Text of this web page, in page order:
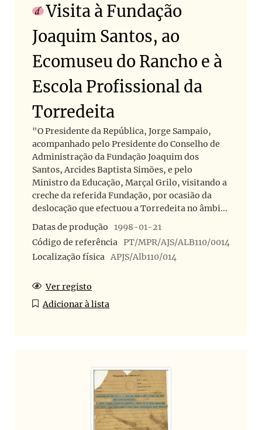
Visita à Fundação
Joaquim Santos, ao
Ecomuseu do Rancho e à
Escola Profissional da
Torredeita
"O Presidente da República, Jorge Sampaio,
acompanhado pelo Presidente do Conselho de
Administração da Fundação Joaquim dos
Santos, Arcides Baptista Simões, e pelo
Ministro da Educação, Marçal Grilo, visitando a
creche da referida Fundação, por ocasião da
deslocação que efectuou a Torredeita no âmbi...
Datas de produção
1998-01-21
Código de referência PT/MPR/AJS/ALB110/0014
Localização física APJS/Alb110/014
Ver registo
Adicionar à lista